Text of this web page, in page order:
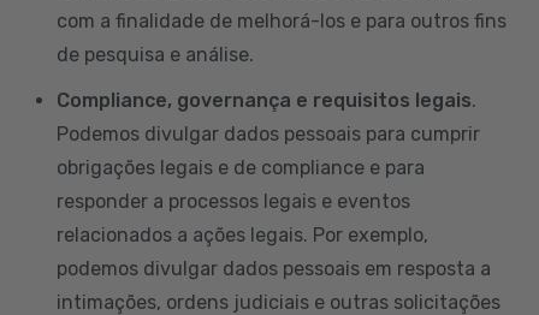
com a finalidade de melhorá-los e para outros fins
de pesquisa e análise.
Compliance, governança e requisitos legais.
Podemos divulgar dados pessoais para cumprir
obrigações legais e de compliance e para
responder a processos legais e eventos
relacionados a ações legais. Por exemplo,
podemos divulgar dados pessoais em resposta a
intimações, ordens judiciais e outras solicitações